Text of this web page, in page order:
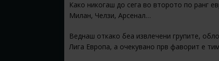
Како никогаш до сега во второто по ранг
Милан, Челзи, Арсенал…
Веднаш откако беа извлечени групите,
Лига Европа, а очекувано прв фаворит е